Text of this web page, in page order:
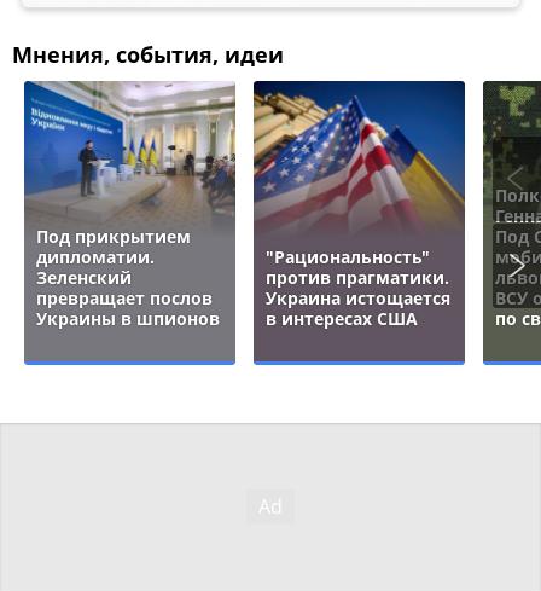
Мнения, события, идеи
Под прикрытием
дипломатии.
Зеленский
превращает послов
Украины в шпионов
"Рациональность"
против прагматики.
Украина истощается
в интересах США
Под
ВСУ
по